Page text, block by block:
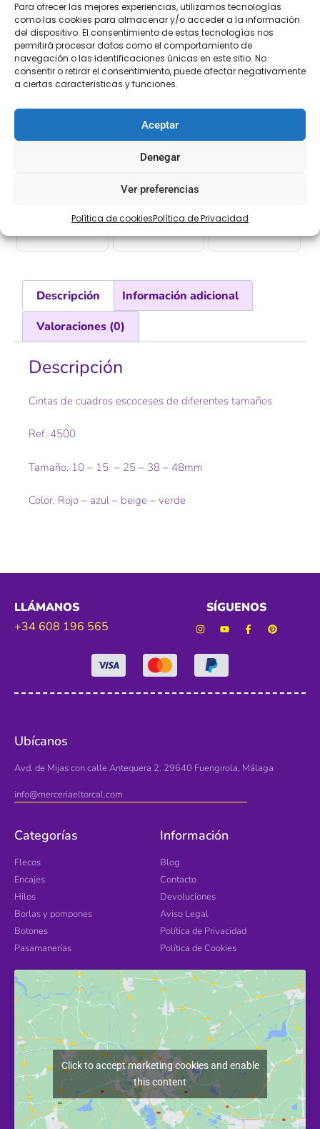
Para ofrecer las mejores experiencias, utilizamos tecnologías
como las cookies para almacenar y/o acceder a la información
del dispositivo. El consentimiento de estas tecnologías nos
permitirá procesar datos como el comportamiento de
navegación o las identificaciones únicas en este sitio. No
consentir o retirar el consentimiento, puede afectar negativamente
a ciertas características y funciones.
Aceptar
Denegar
Ver preferencias
Política de cookiesPolítica de Privacidad
Añadir al carrito
[Las unidades seleccionadas son en
COMPRA
ENVÍO 24-48H TIENDA FÍSICA
Descripción
Información adicional
Valoraciones (0)
Descripción
Cintas de cuadros escoceses de diferentes tamaños
Ref. 4500
Tamaño. 10 – 15 – 25 – 38 – 48mm
Color. Rojo – azul – beige – verde
LLÁMANOS
+34 608 196 565
SÍGUENOS
Ubícanos
Avd. de Mijas con calle Antequera 2. 29640 Fuengirola, Málaga
info@merceriaeltorcal.com
Categorías
Flecos
Encajes
Hilos
Borlas y pompones
Botones
Pasamanerías
Información
Blog
Contacto
Devoluciones
Aviso Legal
Política de Privacidad
Política de Cookies
Click to accept marketing cookies and enable
this content